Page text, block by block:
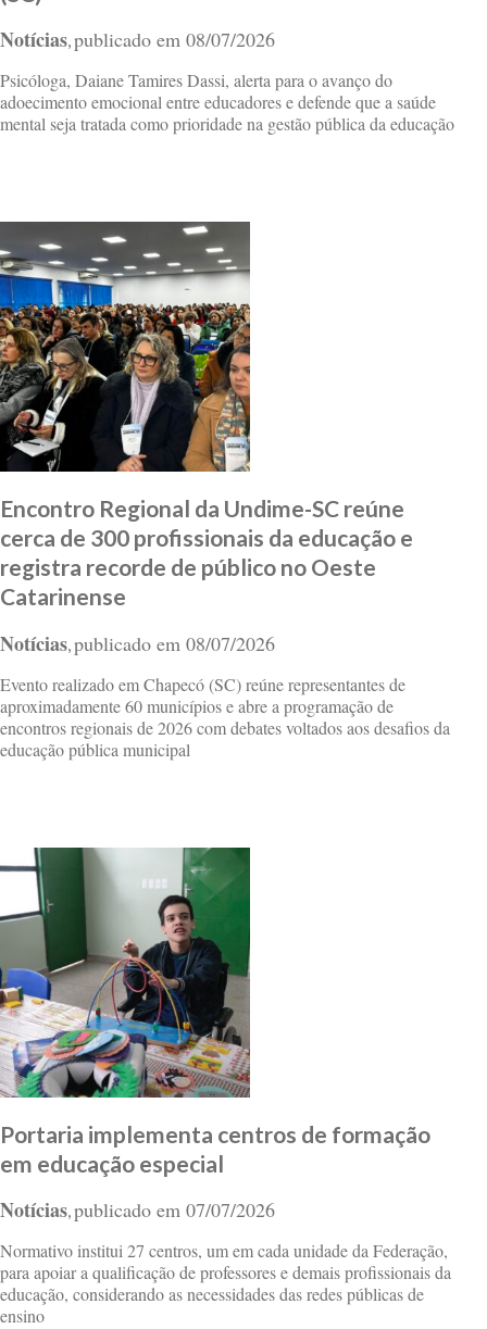
Notícias,publicado em 08/07/2026
Psicóloga, Daiane Tamires Dassi, alerta para o avanço do
adoecimento emocional entre educadores e defende que a saúde
mental seja tratada como prioridade na gestão pública da educação
Encontro Regional da Undime-SC reúne
cerca de 300 profissionais da educação e
registra recorde de público no Oeste
Catarinense
Notícias,publicado em 08/07/2026
Evento realizado em Chapecó (SC) reúne representantes de
aproximadamente 60 municípios e abre a programação de
encontros regionais de 2026 com debates voltados aos desafios da
educação pública municipal
Portaria implementa centros de formação
em educação especial
Notícias,publicado em 07/07/2026
Normativo institui 27 centros, um em cada unidade da Federação,
para apoiar a qualificação de professores e demais profissionais da
educação, considerando as necessidades das redes públicas de
ensino